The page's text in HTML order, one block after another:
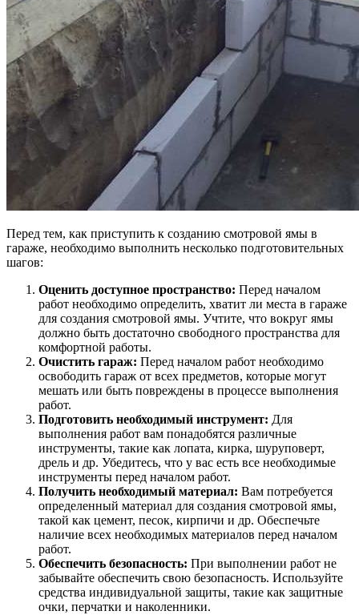
Перед тем, как приступить к созданию смотровой ямы в
гараже, необходимо выполнить несколько подготовительных
шагов:
Оценить доступное пространство: Перед началом
работ необходимо определить, хватит ли места в гараже
для создания смотровой ямы. Учтите, что вокруг ямы
должно быть достаточно свободного пространства для
комфортной работы.
Очистить гараж: Перед началом работ необходимо
освободить гараж от всех предметов, которые могут
мешать или быть повреждены в процессе выполнения
работ.
Подготовить необходимый инструмент: Для
выполнения работ вам понадобятся различные
инструменты, такие как лопата, кирка, шуруповерт,
дрель и др. Убедитесь, что у вас есть все необходимые
инструменты перед началом работ.
Получить необходимый материал: Вам потребуется
определенный материал для создания смотровой ямы,
такой как цемент, песок, кирпичи и др. Обеспечьте
наличие всех необходимых материалов перед началом
работ.
Обеспечить безопасность: При выполнении работ не
забывайте обеспечить свою безопасность. Используйте
средства индивидуальной защиты, такие как защитные
очки, перчатки и наколенники.